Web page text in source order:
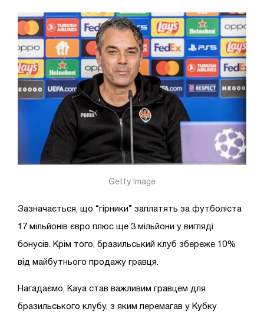
Getty Image
Зазначається, що “гірники” заплатять за футболіста
17 мільйонів євро плюс ще 3 мільйони у вигляді
бонусів. Крім того, бразильський клуб збереже 10%
від майбутнього продажу гравця.
Нагадаємо, Кауа став важливим гравцем для
бразильського клубу, з яким перемагав у Кубку